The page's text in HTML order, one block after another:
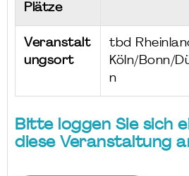
Plätze
Veranstalt
ungsort
tbd
Köln/Bonn/
n
Bitte loggen Sie sich
diese Veranstaltung